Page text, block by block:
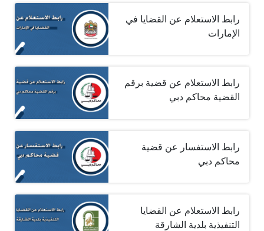
رابط الاستعلام عن القضايا في
الإمارات
رابط الاستعلام عن قضية برقم
القضية محاكم دبي
رابط الاستفسار عن قضية
محاكم دبي
رابط الاستعلام عن القضايا
التنفيذية بلدية الشارقة